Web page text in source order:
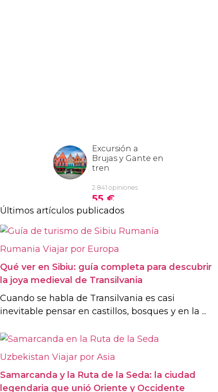
Últimos artículos publicados
Rumania Viajar por Europa
Qué ver en Sibiu: guía completa para descubrir
la joya medieval de Transilvania
Cuando se habla de Transilvania es casi
inevitable pensar en castillos, bosques y en la ...
Uzbekistan Viajar por Asia
Samarcanda y la Ruta de la Seda: la ciudad
legendaria que unió Oriente y Occidente